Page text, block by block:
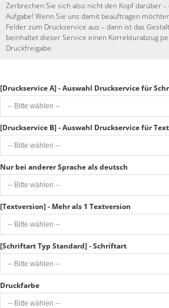
Zerbrechen Sie sich also nicht den Kopf darüber
Aufgabe! Wenn Sie uns damit beauftragen
Felder zum Druckservice aus – dann ist das
beinhaltet dieser Service einen Korrekturabzug
Druckfreigabe.
[Druckservice A] - Auswahl Druckservice für
[Druckservice B] - Auswahl Druckservice für
Nur bei anderer Sprache als deutsch
[Textversion] - Mehr als 1 Textversion
[Schriftart Typ Standard] - Schriftart
Druckfarbe